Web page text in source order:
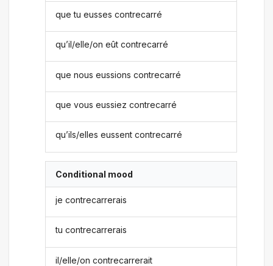
que tu eusses contrecarré
qu’il/elle/on eût contrecarré
que nous eussions contrecarré
que vous eussiez contrecarré
qu’ils/elles eussent contrecarré
Conditional mood
je contrecarrerais
tu contrecarrerais
il/elle/on contrecarrerait